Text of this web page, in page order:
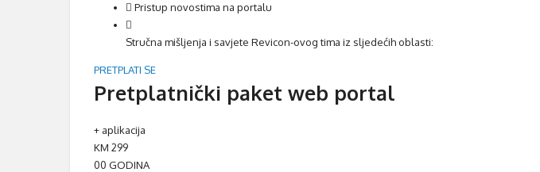
Pristup novostima na portalu
Stručna mišljenja i savjete Revicon-ovog tima iz sljedećih oblasti:
PRETPLATI SE
Pretplatnički paket web portal
+ aplikacija
KM 299
00 GODINA